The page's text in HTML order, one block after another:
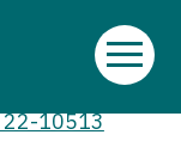
22-10513